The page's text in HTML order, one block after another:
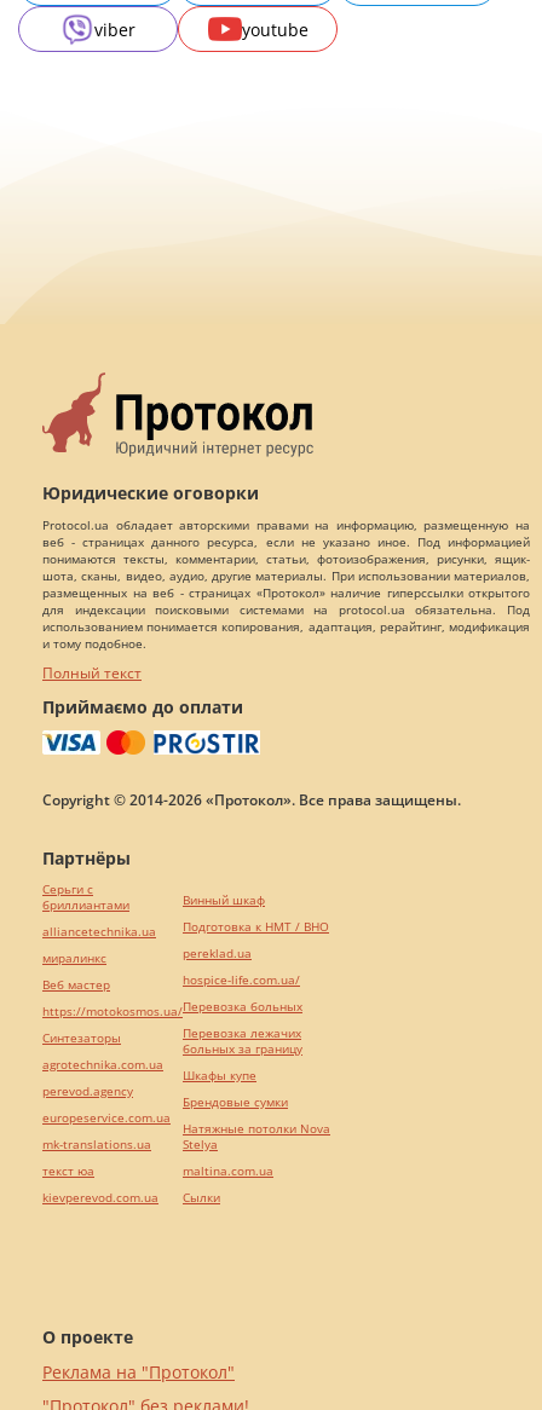
viber
youtube
Юридические оговорки
Protocol.ua обладает авторскими правами на информацию, размещенную на
веб - страницах данного ресурса, если не указано иное. Под информацией
понимаются тексты, комментарии, статьи, фотоизображения, рисунки, ящик-
шота, сканы, видео, аудио, другие материалы. При использовании материалов,
размещенных на веб - страницах «Протокол» наличие гиперссылки открытого
для индексации поисковыми системами на protocol.ua обязательна. Под
использованием понимается копирования, адаптация, рерайтинг, модификация
и тому подобное.
Полный текст
Приймаємо до оплати
Copyright © 2014-2026 «Протокол». Все права защищены.
О проекте
Реклама на "Протокол"
Партнёры
Серьги с
бриллиантами
alliancetechnika.ua
миралинкс
Веб мастер
https://motokosmos.ua/
Синтезаторы
agrotechnika.com.ua
perevod.agency
europeservice.com.ua
mk-translations.ua
текст юа
kievperevod.com.ua
Винный шкаф
Подготовка к НМТ / ВНО
pereklad.ua
hospice-life.com.ua/
Перевозка больных
Перевозка лежачих
больных за границу
Шкафы купе
Брендовые сумки
Натяжные потолки Nova
Stelya
maltina.com.ua
Cылки